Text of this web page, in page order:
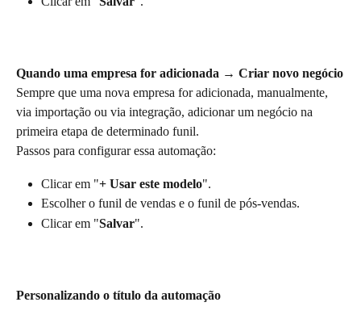
Quando uma empresa for adicionada → Criar novo negócio
Sempre que uma nova empresa for adicionada, manualmente,
via importação ou via integração, adicionar um negócio na
primeira etapa de determinado funil.
Passos para configurar essa automação:
Clicar em "+ Usar este modelo".
Escolher o funil de vendas e o funil de pós-vendas.
Clicar em "Salvar".
Personalizando o título da automação